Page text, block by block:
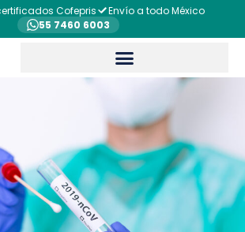
Cofepris
Envío a todo México
55 7460 6003